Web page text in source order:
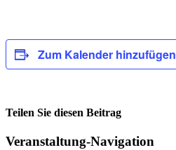
Zum Kalender hinzufügen
Teilen Sie diesen Beitrag
Facebook
Veranstaltung-Navigation